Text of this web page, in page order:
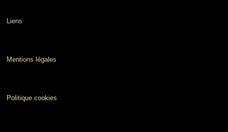
Liens
Mentions légales
Politique cookies